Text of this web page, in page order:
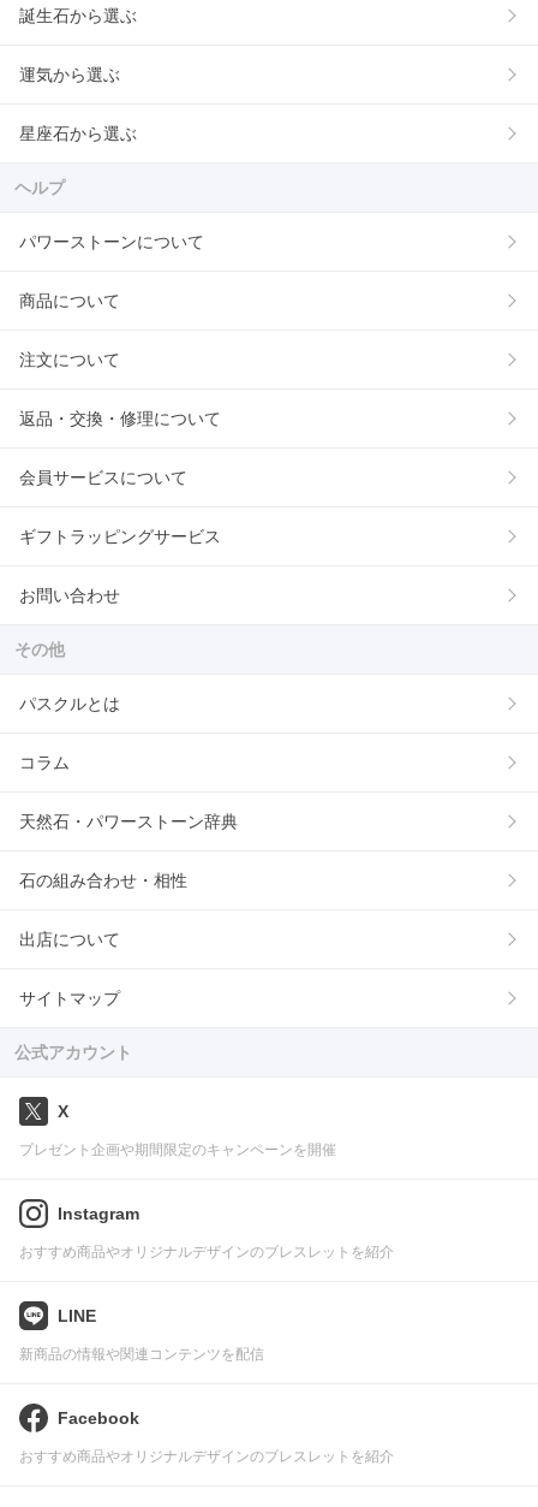
誕生石から選ぶ
運気から選ぶ
星座石から選ぶ
ヘルプ
パワーストーンについて
商品について
注文について
返品・交換・修理について
会員サービスについて
ギフトラッピングサービス
お問い合わせ
その他
パスクルとは
コラム
天然石・パワーストーン辞典
石の組み合わせ・相性
出店について
サイトマップ
公式アカウント
X
プレゼント企画や期間限定のキャンペーンを開催
Instagram
おすすめ商品やオリジナルデザインのブレスレットを紹介
LINE
新商品の情報や関連コンテンツを配信
Facebook
おすすめ商品やオリジナルデザインのブレスレットを紹介